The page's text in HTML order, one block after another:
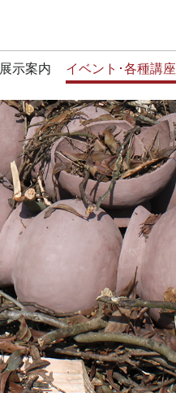
展示案内 イベント･各種講座